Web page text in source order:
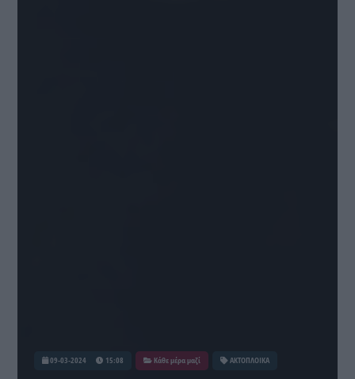
09-03-2024 15:08 Κάθε μέρα μαζί ΑΚΤΟΠΛΟΙΚΑ